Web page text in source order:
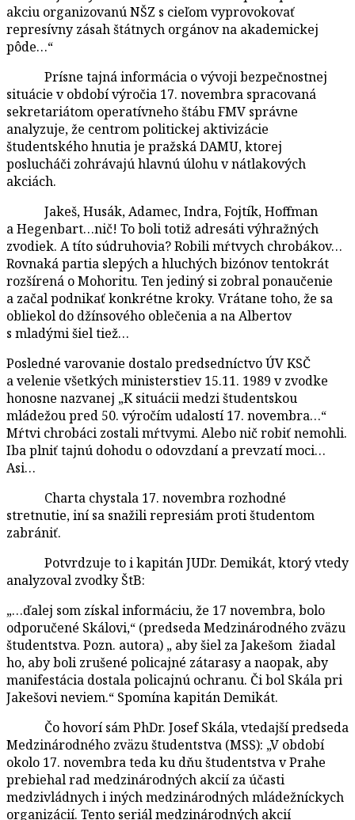
akciu organizovanú NŠZ s cieľom vyprovokovať
represívny zásah štátnych orgánov na akademickej
pôde…“
Prísne tajná informácia o vývoji bezpečnostnej
situácie v období výročia 17. novembra spracovaná
sekretariátom operatívneho štábu FMV správne
analyzuje, že centrom politickej aktivizácie
študentského hnutia je pražská DAMU, ktorej
poslucháči zohrávajú hlavnú úlohu v nátlakových
akciách.
Jakeš, Husák, Adamec, Indra, Fojtík, Hoffman
a Hegenbart…nič! To boli totiž adresáti výhražných
zvodiek. A títo súdruhovia? Robili mŕtvych chrobákov…
Rovnaká partia slepých a hluchých bizónov tentokrát
rozšírená o Mohoritu. Ten jediný si zobral ponaučenie
a začal podnikať konkrétne kroky. Vrátane toho, že sa
obliekol do džínsového oblečenia a na Albertov
s mladými šiel tiež…
Posledné varovanie dostalo predsedníctvo ÚV KSČ
a velenie všetkých ministerstiev 15.11. 1989 v zvodke
honosne nazvanej „K situácii medzi študentskou
mládežou pred 50. výročím udalostí 17. novembra…“
Mŕtvi chrobáci zostali mŕtvymi. Alebo nič robiť nemohli.
Iba plniť tajnú dohodu o odovzdaní a prevzatí moci…
Asi…
Charta chystala 17. novembra rozhodné
stretnutie, iní sa snažili represiám proti študentom
zabrániť.
Potvrdzuje to i kapitán JUDr. Demikát, ktorý vtedy
analyzoval zvodky ŠtB:
„…ďalej som získal informáciu, že 17 novembra, bolo
odporučené Skálovi,“ (predseda Medzinárodného zväzu
študentstva. Pozn. autora) „ aby šiel za Jakešom žiadal
ho, aby boli zrušené policajné zátarasy a naopak, aby
manifestácia dostala policajnú ochranu. Či bol Skála pri
Jakešovi neviem.“ Spomína kapitán Demikát.
Čo hovorí sám PhDr. Josef Skála, vtedajší predseda
Medzinárodného zväzu študentstva (MSS): „V období
okolo 17. novembra teda ku dňu študentstva v Prahe
prebiehal rad medzinárodných akcií za účasti
medzivládnych i iných medzinárodných mládežníckych
organizácií. Tento seriál medzinárodných akcií